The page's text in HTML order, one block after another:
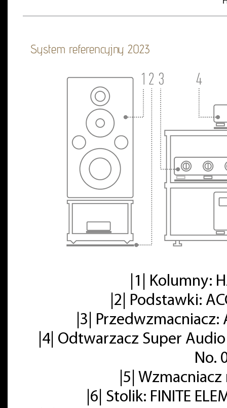
System referencyjny 2023
|1| Kolumny:
|2| Podstawki:
|3| Przedwzmacniacz:
|4| Odtwarzacz Super
No.
|5|
|6| Stolik: FINITE